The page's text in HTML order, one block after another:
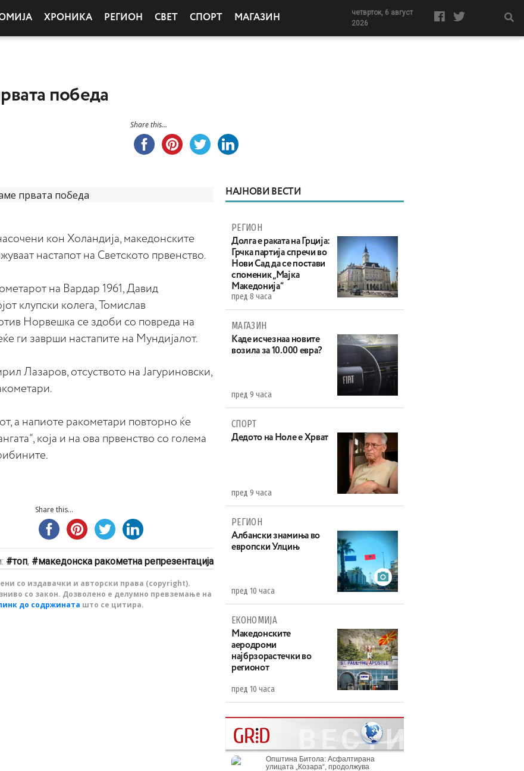
ХРОНИКА РЕГИОН СВЕТ СПОРТ МАГАЗИН
четврток, 6 август
2026
победа
Share this...
кон Холандија, македонските
настапот на Светското првенство.
на Вардар 1961, Давид
клупски колега, Томислав
Норвешка се здоби со повреда на
ги заврши настапите на Мундијалот.
Лазаров, отсуството на Јагуриновски,
а напиоте ракометари повторно ќе
која и на ова првенство со голема
Share this...
топ, македонска ракометна репрезентација
со издавачки и авторски права (copyright).
со закон. Дозволено е делумно превземање на
до содржината што се цитира.
НАЈНОВИ ВЕСТИ
РЕГИОН
Долга е раката на Грција:
Грчка партија спречи во
Нови Сад да се постави
споменик „Мајка
Македонија“
пред 8 часа
МАГАЗИН
Каде исчезнаа новите
возила за 10.000 евра?
пред 9 часа
СПОРТ
Дедото на Ноле е Хрват
пред 9 часа
РЕГИОН
Aлбански знамиња во
европски Улцињ
пред 10 часа
ЕКОНОМИЈА
Maкедонските
аеродроми
најбрзорастечки во
регионот
пред 10 часа